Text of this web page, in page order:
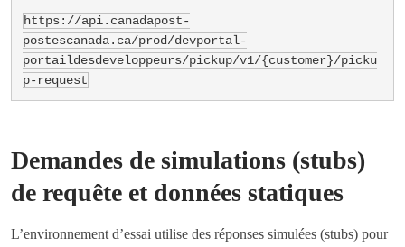
https://api.canadapost-
postescanada.ca/prod/devportal-
portaildesdeveloppeurs/pickup/v1/{customer}/picku
Demandes de simulations (stubs)
de requête et données statiques
L’environnement d’essai utilise des réponses simulées (stubs) pour